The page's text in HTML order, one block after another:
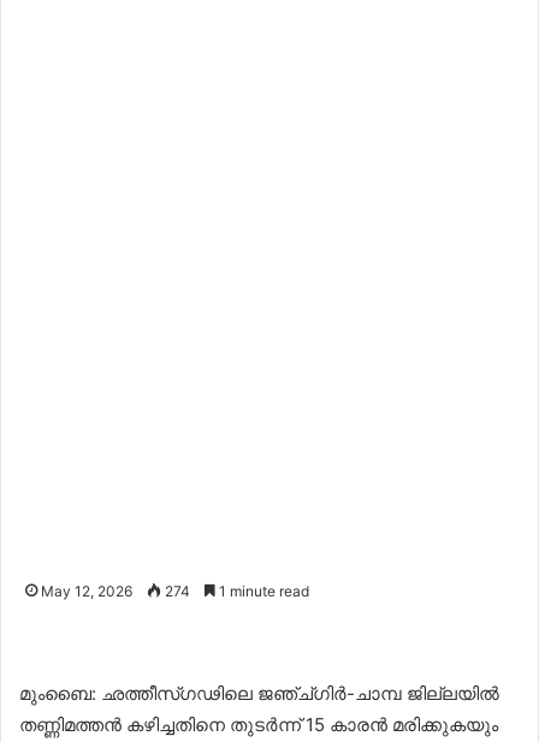
May 12, 2026 274 1 minute read
മുംബൈ: ഛത്തീസ്ഗഢിലെ ജഞ്ച്ഗിർ-ചാമ്പ ജില്ലയിൽ
തണ്ണിമത്തൻ കഴിച്ചതിനെ തുടർന്ന് 15 കാരൻ മരിക്കുകയും